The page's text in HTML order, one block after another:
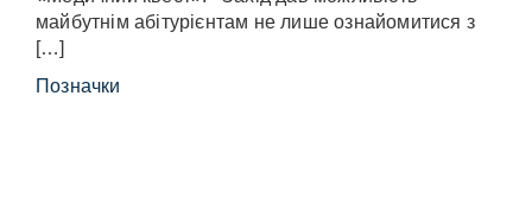
майбутнім абітурієнтам не лише ознайомитися з
[…]
Позначки